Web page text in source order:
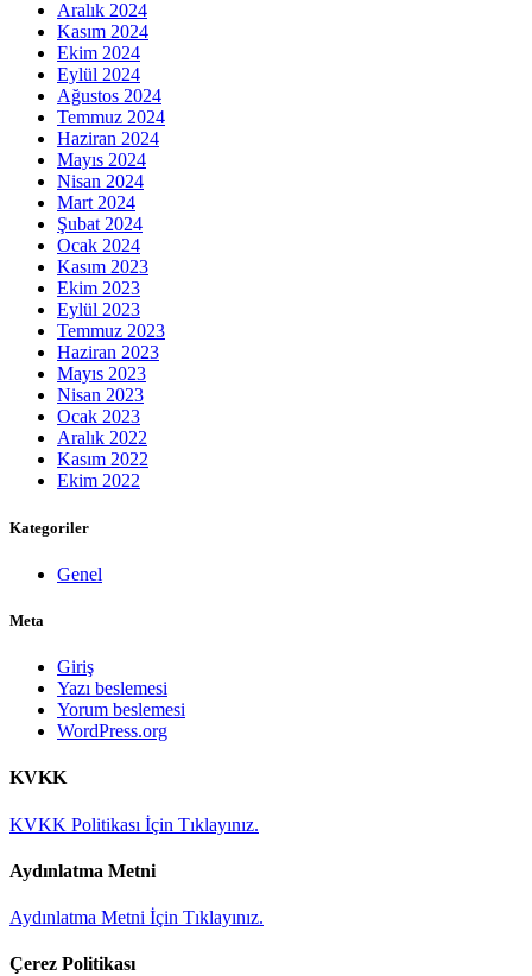
Aralık 2024
Kasım 2024
Ekim 2024
Eylül 2024
Ağustos 2024
Temmuz 2024
Haziran 2024
Mayıs 2024
Nisan 2024
Mart 2024
Şubat 2024
Ocak 2024
Kasım 2023
Ekim 2023
Eylül 2023
Temmuz 2023
Haziran 2023
Mayıs 2023
Nisan 2023
Ocak 2023
Aralık 2022
Kasım 2022
Ekim 2022
Kategoriler
Genel
Meta
Giriş
Yazı beslemesi
Yorum beslemesi
WordPress.org
KVKK
KVKK Politikası İçin Tıklayınız.
Aydınlatma Metni
Aydınlatma Metni İçin Tıklayınız.
Çerez Politikası